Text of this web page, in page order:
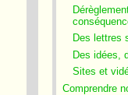
Des lettres
Des idées,
Sites et
Comprendre